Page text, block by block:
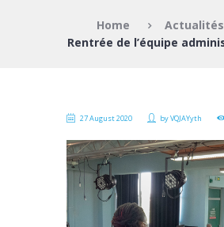
Home
Actualités
27 August 2020 byVQJAYyth